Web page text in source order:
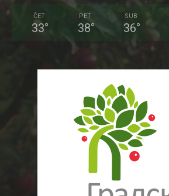
ČET
33°
PET
38°
SUB
36°